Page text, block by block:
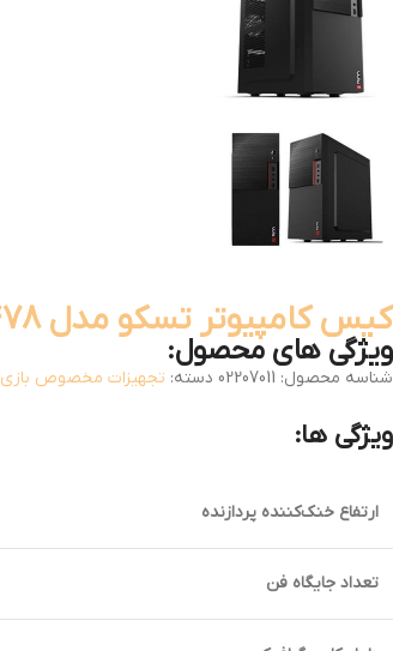
کیس کامپیوتر تسکو مدل TC FA – 4478
ویژگی های محصول:
شناسه محصول: 02207011 دسته: تجهیزات مخصوص بازی
ویژگی ها:
ارتفاع خنک‌کننده پردازنده
تعداد جایگاه فن